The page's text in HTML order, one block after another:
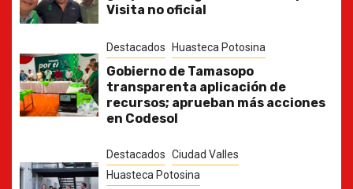
Visita no oficial
Destacados Huasteca Potosina
Gobierno de Tamasopo
transparenta aplicación de
recursos; aprueban más acciones
en Codesol
Destacados Ciudad Valles
Huasteca Potosina